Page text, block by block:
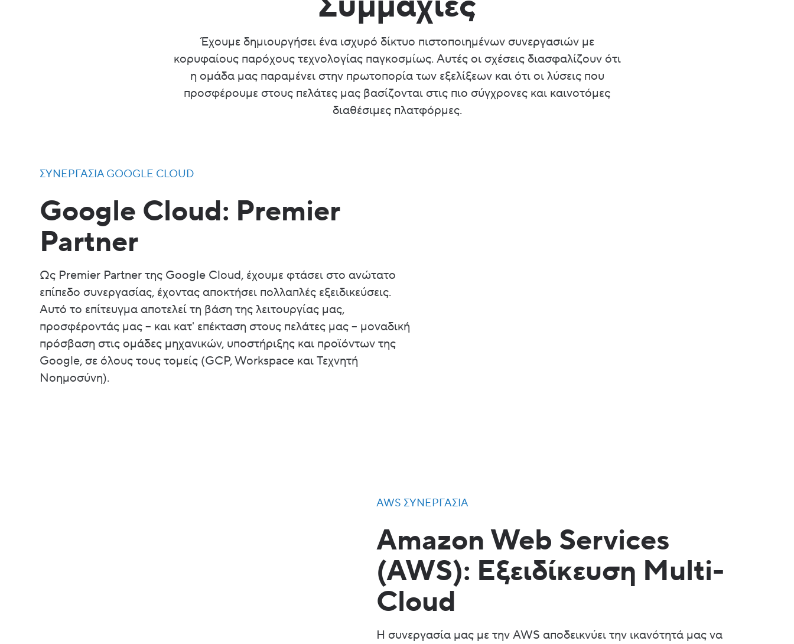
Έχουμε δημιουργήσει ένα ισχυρό δίκτυο πιστοποιημένων συνεργασιών με
κορυφαίους παρόχους τεχνολογίας παγκοσμίως. Αυτές οι σχέσεις διασφαλίζουν ότι
η ομάδα μας παραμένει στην πρωτοπορία των εξελίξεων και ότι οι λύσεις που
προσφέρουμε στους πελάτες μας βασίζονται στις πιο σύγχρονες και καινοτόμες
διαθέσιμες πλατφόρμες.
ΣΥΝΕΡΓΑΣΊΑ GOOGLE CLOUD
Google Cloud: Premier
Partner
Ως Premier Partner της Google Cloud, έχουμε φτάσει στο ανώτατο
επίπεδο συνεργασίας, έχοντας αποκτήσει πολλαπλές εξειδικεύσεις.
Αυτό το επίτευγμα αποτελεί τη βάση της λειτουργίας μας,
προσφέροντάς μας – και κατ' επέκταση στους πελάτες μας – μοναδική
πρόσβαση στις ομάδες μηχανικών, υποστήριξης και προϊόντων της
Google, σε όλους τους τομείς (GCP, Workspace και Τεχνητή
Νοημοσύνη).
AWS ΣΥΝΕΡΓΑΣΊΑ
Amazon Web Services
(AWS): Εξειδίκευση Multi-
Cloud
Η συνεργασία μας με την AWS αποδεικνύει την ικανότητά μας να